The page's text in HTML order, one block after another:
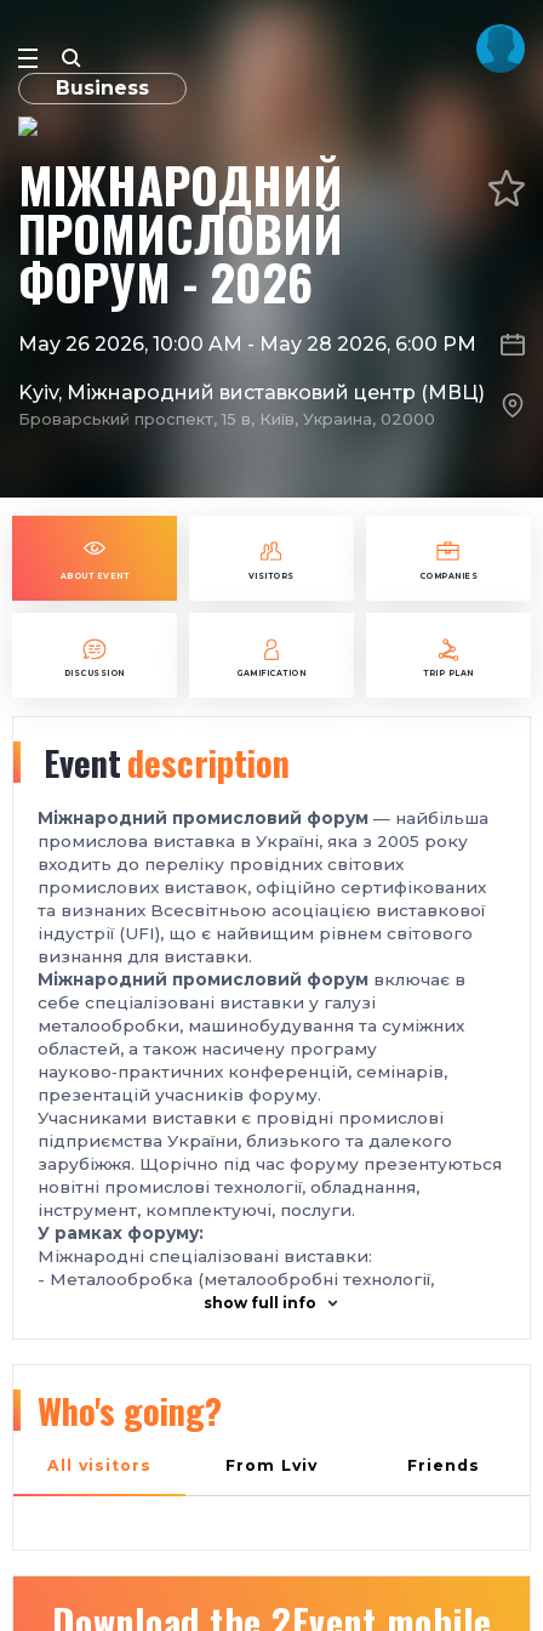
Business
МІЖНАРОДНИЙ
ПРОМИСЛОВИЙ
ФОРУМ - 2026
May 26 2026, 10:00 AM - May 28 2026, 6:00 PM
Kyiv, Міжнародний виставковий центр (МВЦ)
Броварський проспект, 15 в, Київ, Украина, 02000
ABOUT EVENT VISITORS COMPANIES
DISCUSSION GAMIFICATION TRIP PLAN
Eventdescription
Міжнародний промисловий форум — найбільша
промислова виставка в Україні, яка з 2005 року
входить до переліку провідних світових
промислових виставок, офіційно сертифікованих
та визнаних Всесвітньою асоціацією виставкової
індустрії (UFI), що є найвищим рівнем світового
визнання для виставки.
Міжнародний промисловий форум включає в
себе спеціалізовані виставки у галузі
металообробки, машинобудування та суміжних
областей, а також насичену програму
науково‑практичних конференцій, семінарів,
презентацій учасників форуму.
Учасниками виставки є провідні промислові
підприємства України, близького та далекого
зарубіжжя. Щорічно під час форуму презентуються
новітні промислові технології, обладнання,
інструмент, комплектуючі, послуги.
У рамках форуму:
Міжнародні спеціалізовані виставки:
- Металообробка (металообробні технології,
- УкрЗварювання (технології, обладнання та
матеріали)
- Підшипники (підшипники котіння та ковзання,
виробництва, автоматизовані системи управління
промисловості)
show full info
Who's going?
All visitors From Lviv Friends